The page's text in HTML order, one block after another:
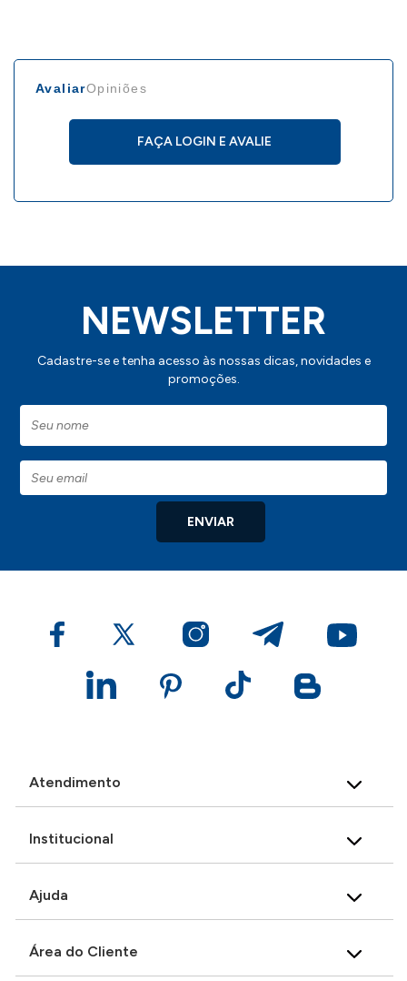
AvaliarOpiniões
FAÇA LOGIN E AVALIE
NEWSLETTER
Cadastre-se e tenha acesso às nossas dicas, novidades e
promoções.
ENVIAR
Atendimento
Institucional
Ajuda
Área do Cliente